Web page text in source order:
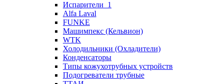
Испарители_1
Alfa Laval
FUNKE
Машимпекс (Кельвион)
WTK
Холодильники (Охладители)
Конденсаторы
Типы кожухотрубных устройств
Подогреватели трубные